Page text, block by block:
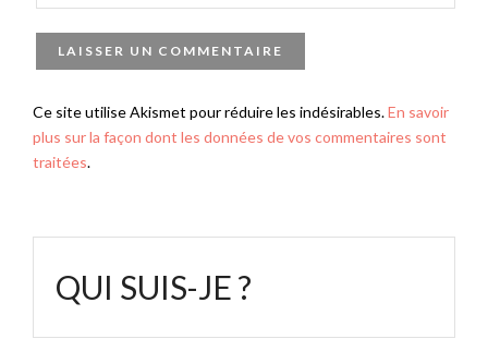
Ce site utilise Akismet pour réduire les indésirables.En savoir
plus sur la façon dont les données de vos commentaires sont
traitées.
QUI SUIS-JE ?